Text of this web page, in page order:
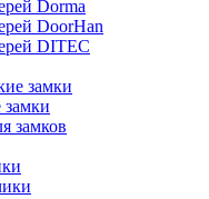
Dorma
DoorHan
DITEC
замки
замков